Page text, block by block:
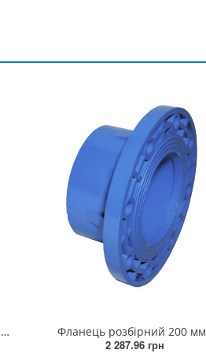
Двопозиційний кран 50 мм (18шт/ящ)
Фланець розбірний 200 мм
2 287.96 грн